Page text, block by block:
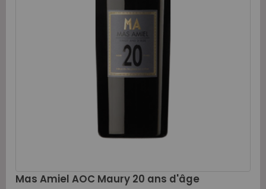
Mas Amiel AOC Maury 20 ans d'âge